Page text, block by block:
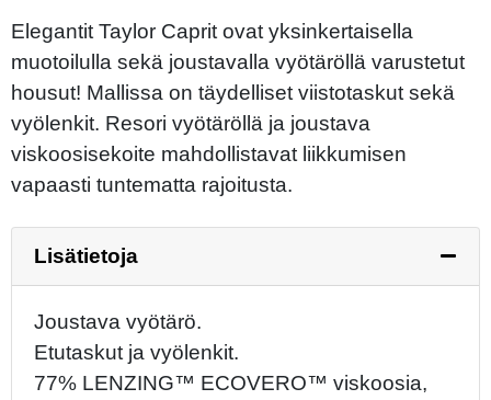
Elegantit Taylor Caprit ovat yksinkertaisella
muotoilulla sekä joustavalla vyötäröllä varustetut
housut! Mallissa on täydelliset viistotaskut sekä
vyölenkit. Resori vyötäröllä ja joustava
viskoosisekoite mahdollistavat liikkumisen
vapaasti tuntematta rajoitusta.
Lisätietoja
Joustava vyötärö.
Etutaskut ja vyölenkit.
77% LENZING™ ECOVERO™ viskoosia,